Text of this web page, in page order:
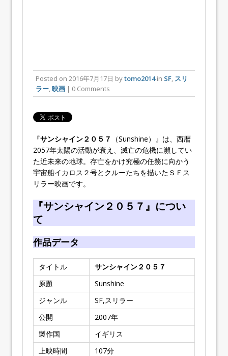
Posted on 2016年7月17日 bytomo2014in SF, スリ
ラー,映画 | 0 Comments
『サンシャイン２０５７
（Sunshine）』は、西暦
2057年太陽の活動が衰え、滅亡の危機に瀕してい
た近未来の地球。存亡をかけ究極の任務に向かう
宇宙船イカロス２号とクルーたちを描いたＳＦス
リラー映画です。
『サンシャイン２０５７』につい
て
作品データ
タイトル
サンシャイン２０５７
原題
Sunshine
ジャンル
SF,スリラー
公開
2007年
製作国
イギリス
上映時間
107分